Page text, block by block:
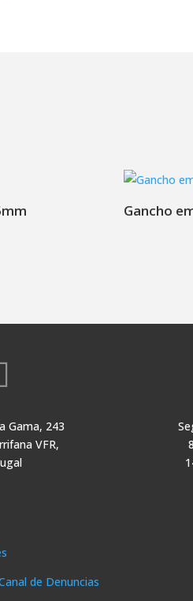
Gancho
Gama, 243
VFR,
de Denuncias